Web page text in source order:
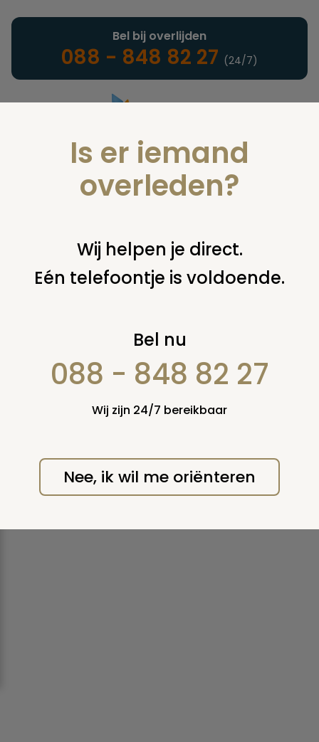
Landelijke uitvaartonderneming
Bel bij overlijden
088 - 848 82 27 (24/7)
U bent hier: home infotheek woordenlijst r r.i.p.
ruste(n) in vrede.
Print deze pagina
Is er iemand
overleden?
Wij helpen je direct.
Eén telefoontje is voldoende.
Bel nu
088 - 848 82 27
Wij zijn 24/7 bereikbaar
Nee, ik wil me oriënteren